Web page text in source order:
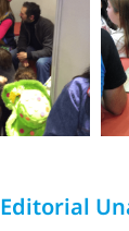
Editorial